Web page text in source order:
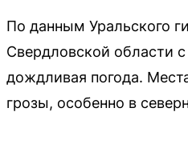
По данным Уральского
Свердловской области
дождливая погода.
грозы, особенно в